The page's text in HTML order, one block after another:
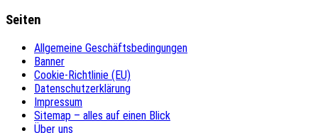
Seiten
Allgemeine Geschäftsbedingungen
Banner
Cookie-Richtlinie (EU)
Datenschutzerklärung
Impressum
Sitemap – alles auf einen Blick
Über uns